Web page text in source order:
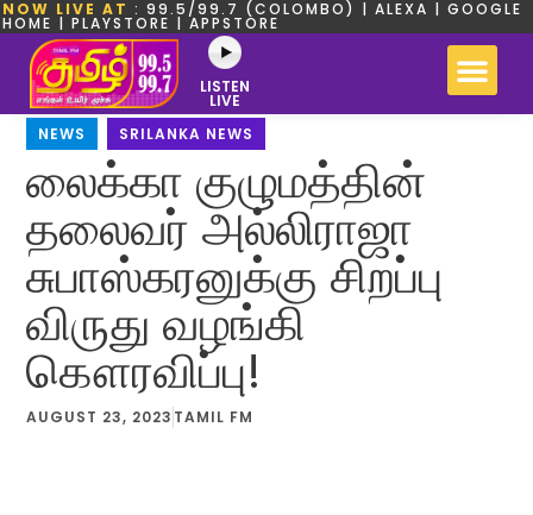
NOW LIVE AT : 99.5/99.7 (COLOMBO) | ALEXA | GOOGLE
HOME | PLAYSTORE | APPSTORE
LISTEN
LIVE
NEWS
SRILANKA NEWS
லைக்கா குழுமத்தின்
தலைவர் அல்லிராஜா
சுபாஸ்கரனுக்கு சிறப்பு
விருது வழங்கி
கௌரவிப்பு!
AUGUST 23, 2023 TAMIL FM